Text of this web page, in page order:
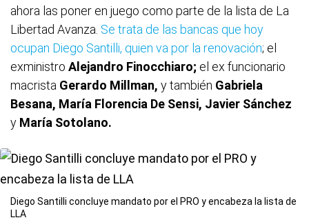
ahora las poner en juego como parte de la lista de La
Libertad Avanza. Se trata de las bancas que hoy
ocupan Diego Santilli, quien va por la renovación; el
exministro Alejandro Finocchiaro; el ex funcionario
macrista Gerardo Millman, y también Gabriela
Besana, María Florencia De Sensi, Javier Sánchez
y María Sotolano.
Diego Santilli concluye mandato por el PRO y encabeza la lista de
LLA